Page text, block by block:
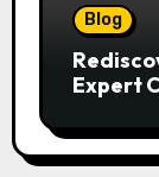
Blog
Expert